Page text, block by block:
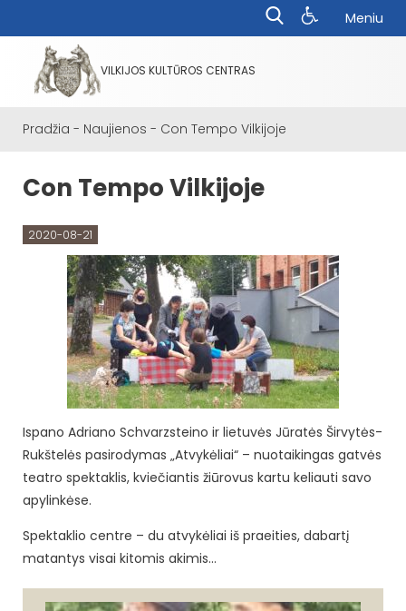
Meniu
VILKIJOS KULTŪROS CENTRAS
Pradžia - Naujienos - Con Tempo Vilkijoje
Con Tempo Vilkijoje
2020-08-21
Ispano Adriano Schvarzsteino ir lietuvės Jūratės Širvytės-
Rukštelės pasirodymas „Atvykėliai“ – nuotaikingas gatvės
teatro spektaklis, kviečiantis žiūrovus kartu keliauti savo
apylinkėse.
Spektaklio centre – du atvykėliai iš praeities, dabartį
matantys visai kitomis akimis…